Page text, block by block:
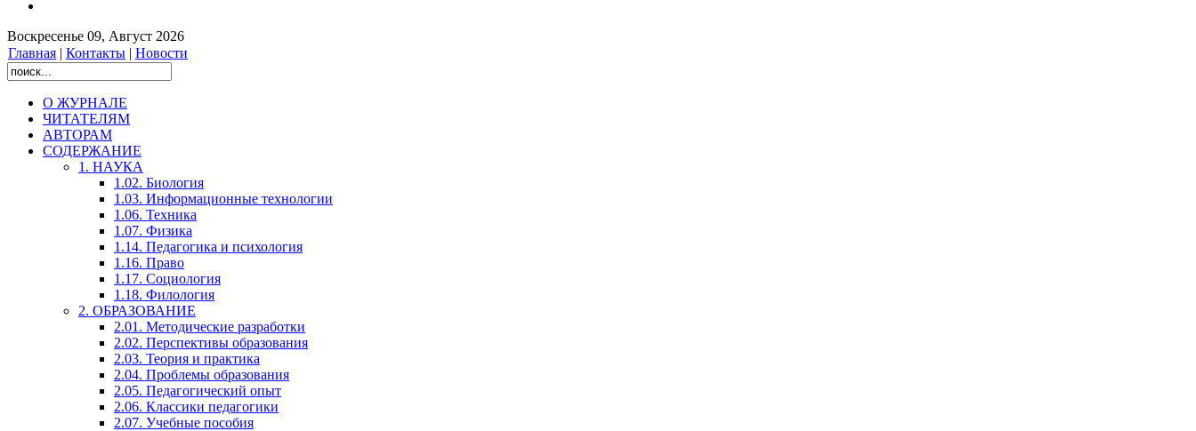
Воскресенье 09, Август 2026
Главная | Контакты | Новости
О ЖУРНАЛЕ
ЧИТАТЕЛЯМ
АВТОРАМ
СОДЕРЖАНИЕ
1. НАУКА
1.02. Биология
1.03. Информационные технологии
1.06. Техника
1.07. Физика
1.14. Педагогика и психология
1.16. Право
1.17. Социология
1.18. Филология
2. ОБРАЗОВАНИЕ
2.01. Методические разработки
2.02. Перспективы образования
2.03. Теория и практика
2.04. Проблемы образования
2.05. Педагогический опыт
2.06. Классики педагогики
2.07. Учебные пособия